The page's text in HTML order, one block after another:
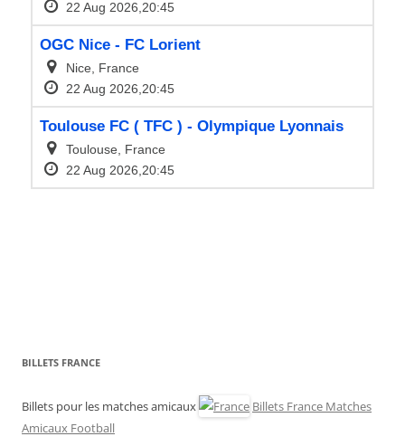
BILLETS FRANCE
Billets pour les matches amicaux
Billets France Matches
Amicaux Football